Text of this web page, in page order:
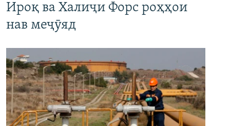
Ироқ ва Халиҷи Форс роҳҳои
нав меҷӯяд